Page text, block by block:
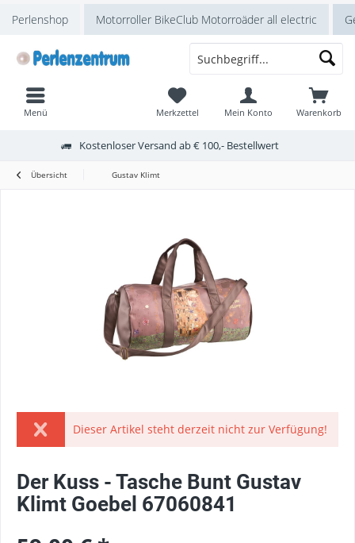
Perlenshop Motorroller BikeClub Motorroäder all electric
Kostenloser Versand ab € 100,- Bestellwert
Warenkorb
Merkzettel Mein Konto
Menü
Übersicht Gustav Klimt
Dieser Artikel steht derzeit nicht zur Verfügung!
Der Kuss - Tasche Bunt Gustav
Klimt Goebel 67060841